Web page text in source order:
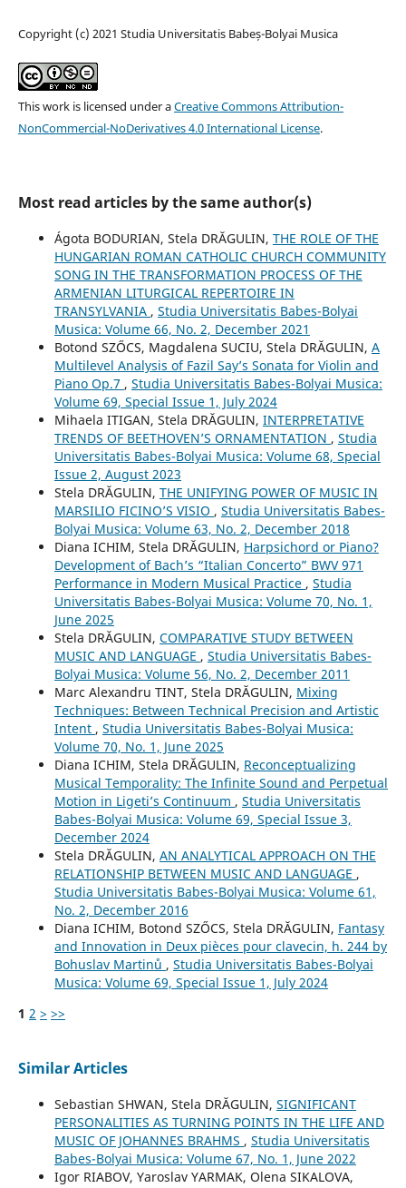
Copyright (c) 2021 Studia Universitatis Babeș-Bolyai Musica
This work is licensed under aCreative Commons Attribution-
NonCommercial-NoDerivatives 4.0 International License.
Most read articles by the same author(s)
Ágota BODURIAN, Stela DRĂGULIN, THE ROLE OF THE
HUNGARIAN ROMAN CATHOLIC CHURCH COMMUNITY
SONG IN THE TRANSFORMATION PROCESS OF THE
ARMENIAN LITURGICAL REPERTOIRE IN
TRANSYLVANIA , Studia Universitatis Babes-Bolyai
Musica: Volume 66, No. 2, December 2021
Botond SZŐCS, Magdalena SUCIU, Stela DRĂGULIN, A
Multilevel Analysis of Fazil Say’s Sonata for Violin and
Piano Op.7 , Studia Universitatis Babes-Bolyai Musica:
Volume 69, Special Issue 1, July 2024
Mihaela ITIGAN, Stela DRĂGULIN, INTERPRETATIVE
TRENDS OF BEETHOVEN’S ORNAMENTATION , Studia
Universitatis Babes-Bolyai Musica: Volume 68, Special
Issue 2, August 2023
Stela DRĂGULIN, THE UNIFYING POWER OF MUSIC IN
MARSILIO FICINO’S VISIO , Studia Universitatis Babes-
Bolyai Musica: Volume 63, No. 2, December 2018
Diana ICHIM, Stela DRĂGULIN, Harpsichord or Piano?
Development of Bach’s “Italian Concerto” BWV 971
Performance in Modern Musical Practice , Studia
Universitatis Babes-Bolyai Musica: Volume 70, No. 1,
June 2025
Stela DRĂGULIN, COMPARATIVE STUDY BETWEEN
MUSIC AND LANGUAGE , Studia Universitatis Babes-
Bolyai Musica: Volume 56, No. 2, December 2011
Marc Alexandru TINT, Stela DRĂGULIN, Mixing
Techniques: Between Technical Precision and Artistic
Intent , Studia Universitatis Babes-Bolyai Musica:
Volume 70, No. 1, June 2025
Diana ICHIM, Stela DRĂGULIN, Reconceptualizing
Musical Temporality: The Infinite Sound and Perpetual
Motion in Ligeti’s Continuum , Studia Universitatis
Babes-Bolyai Musica: Volume 69, Special Issue 3,
December 2024
Stela DRĂGULIN, AN ANALYTICAL APPROACH ON THE
RELATIONSHIP BETWEEN MUSIC AND LANGUAGE ,
Studia Universitatis Babes-Bolyai Musica: Volume 61,
No. 2, December 2016
Diana ICHIM, Botond SZŐCS, Stela DRĂGULIN, Fantasy
and Innovation in Deux pièces pour clavecin, h. 244 by
Bohuslav Martinů , Studia Universitatis Babes-Bolyai
Musica: Volume 69, Special Issue 1, July 2024
1 2 > >>
Similar Articles
Sebastian SHWAN, Stela DRĂGULIN, SIGNIFICANT
PERSONALITIES AS TURNING POINTS IN THE LIFE AND
MUSIC OF JOHANNES BRAHMS , Studia Universitatis
Babes-Bolyai Musica: Volume 67, No. 1, June 2022
Igor RIABOV, Yaroslav YARMAK, Olena SIKALOVA,